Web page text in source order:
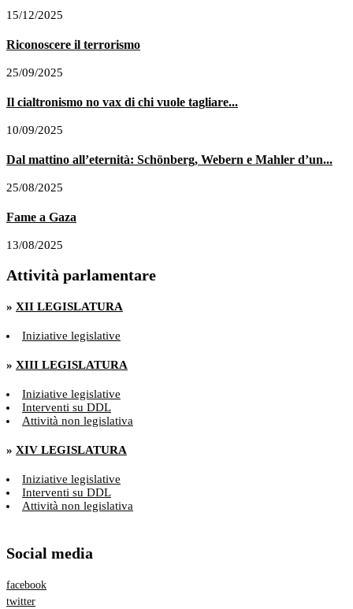
15/12/2025
Riconoscere il terrorismo
25/09/2025
Il cialtronismo no vax di chi vuole tagliare...
10/09/2025
Dal mattino all’eternità: Schönberg, Webern e Mahler d’un...
25/08/2025
Fame a Gaza
13/08/2025
Attività parlamentare
» XII LEGISLATURA
Iniziative legislative
» XIII LEGISLATURA
Iniziative legislative
Interventi su DDL
Attività non legislativa
» XIV LEGISLATURA
Iniziative legislative
Interventi su DDL
Attività non legislativa
Social media
facebook
twitter